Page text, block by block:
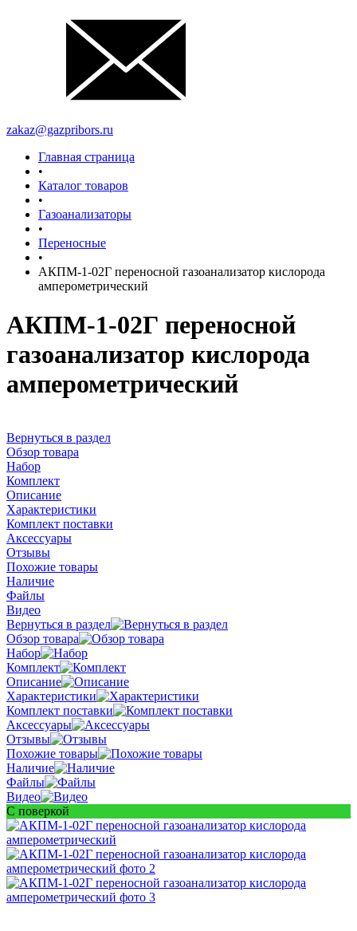
zakaz@gazpribors.ru
Главная страница
•
Каталог товаров
•
Газоанализаторы
•
Переносные
•
АКПМ-1-02Г переносной газоанализатор кислорода
амперометрический
АКПМ-1-02Г переносной
газоанализатор кислорода
амперометрический
Вернуться в раздел
Обзор товара
Набор
Комплект
Описание
Характеристики
Комплект поставки
Аксессуары
Отзывы
Похожие товары
Наличие
Файлы
Видео
Вернуться в раздел
Обзор товара
Набор
Комплект
Описание
Характеристики
Комплект поставки
Аксессуары
Отзывы
Похожие товары
Наличие
Файлы
Видео
С поверкой